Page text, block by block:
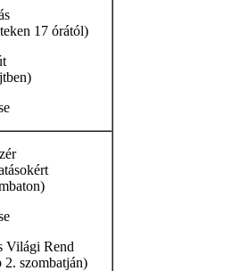
17 órától)
Világi Rend
2. szombatján)